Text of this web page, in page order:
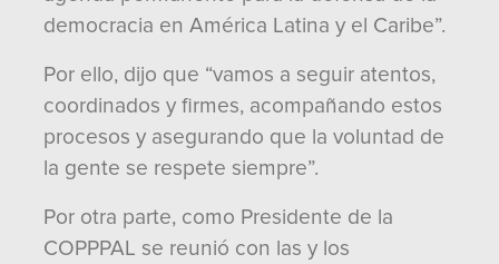
democracia en América Latina y el Caribe”.
Por ello, dijo que “vamos a seguir atentos,
coordinados y firmes, acompañando estos
procesos y asegurando que la voluntad de
la gente se respete siempre”.
Por otra parte, como Presidente de la
COPPPAL se reunió con las y los